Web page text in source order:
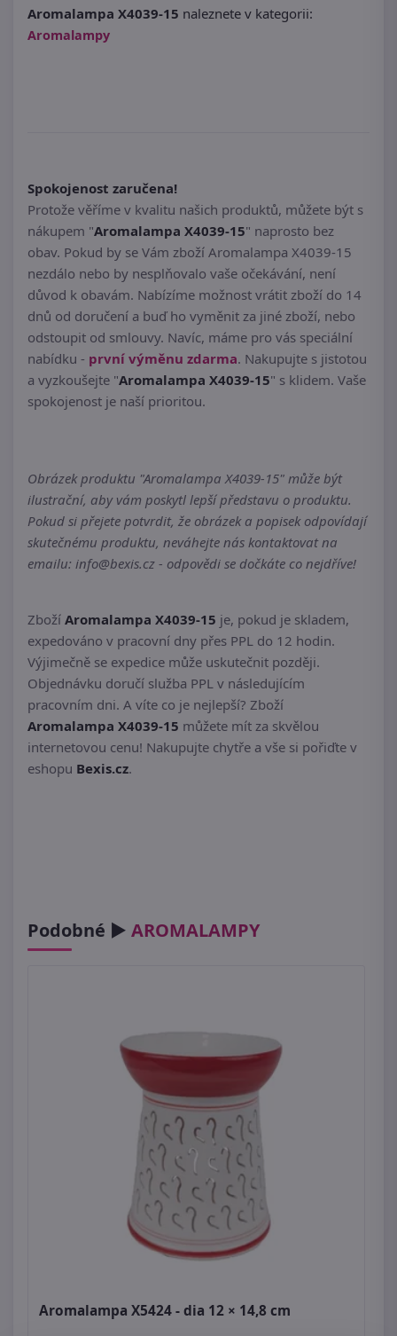
Aromalampa X4039-15 naleznete v kategorii:
Aromalampy
Spokojenost zaručena!
Protože věříme v kvalitu našich produktů, můžete být s
nákupem "Aromalampa X4039-15" naprosto bez
obav. Pokud by se Vám zboží Aromalampa X4039-15
nezdálo nebo by nesplňovalo vaše očekávání, není
důvod k obavám. Nabízíme možnost vrátit zboží do 14
dnů od doručení a buď ho vyměnit za jiné zboží, nebo
odstoupit od smlouvy. Navíc, máme pro vás speciální
nabídku - první výměnu zdarma. Nakupujte s jistotou
a vyzkoušejte "Aromalampa X4039-15" s klidem. Vaše
spokojenost je naší prioritou.
Obrázek produktu "Aromalampa X4039-15" může být
ilustrační, aby vám poskytl lepší představu o produktu.
Pokud si přejete potvrdit, že obrázek a popisek odpovídají
skutečnému produktu, neváhejte nás kontaktovat na
emailu: info@bexis.cz - odpovědi se dočkáte co nejdříve!
Zboží Aromalampa X4039-15 je, pokud je skladem,
expedováno v pracovní dny přes PPL do 12 hodin.
Výjimečně se expedice může uskutečnit později.
Objednávku doručí služba PPL v následujícím
pracovním dni. A víte co je nejlepší? Zboží
Aromalampa X4039-15 můžete mít za skvělou
internetovou cenu! Nakupujte chytře a vše si pořiďte v
eshopu Bexis.cz.
Podobné ► AROMALAMPY
Aromalampa X5424 - dia 12 × 14,8 cm